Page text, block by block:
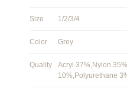
Size 1/2/3/4
Color Grey
Quality
Acryl 37%,Nylon
10%,Polyurethane